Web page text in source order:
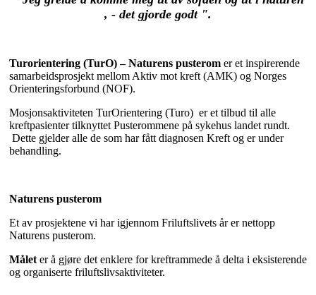
, - det gjorde godt ".
Turorientering (TurO) – Naturens pusterom er et inspirerende
samarbeidsprosjekt mellom Aktiv mot kreft (AMK) og Norges
Orienteringsforbund (NOF).
Mosjonsaktiviteten TurOrientering (Turo) er et tilbud til alle
kreftpasienter tilknyttet Pusterommene på sykehus landet rundt.
Dette gjelder alle de som har fått diagnosen Kreft og er under
behandling.
Naturens pusterom
Et av prosjektene vi har igjennom Friluftslivets år er nettopp
Naturens pusterom.
Målet er å gjøre det enklere for kreftrammede å delta i eksisterende
og organiserte friluftslivsaktiviteter.